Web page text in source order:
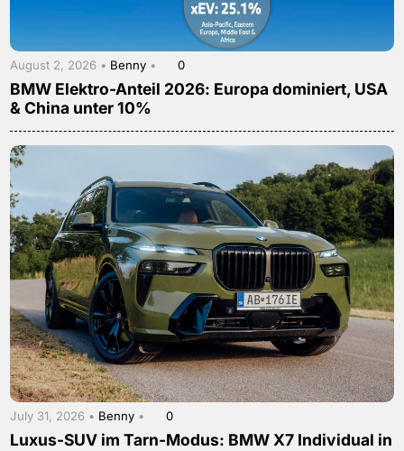
August 2, 2026 • Benny • 0
BMW Elektro-Anteil 2026: Europa dominiert, USA
& China unter 10%
July 31, 2026 • Benny • 0
Luxus-SUV im Tarn-Modus: BMW X7 Individual in